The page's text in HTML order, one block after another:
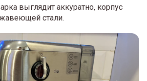
выглядит аккуратно, корпус
стали.